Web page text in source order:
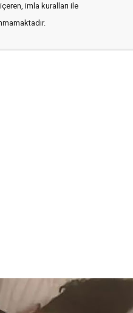
imla kuralları ile